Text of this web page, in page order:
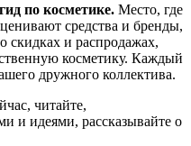
по косметике. Место, где
средства и бренды,
скидках и распродажах,
косметику. Каждый
дружного коллектива.
читайте,
и идеями, рассказывайте о